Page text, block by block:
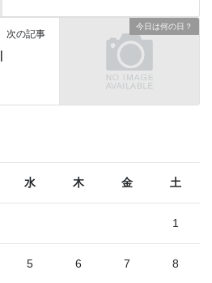
今日は何の日？
次の記事
水 木 金 土
1
5 6 7 8